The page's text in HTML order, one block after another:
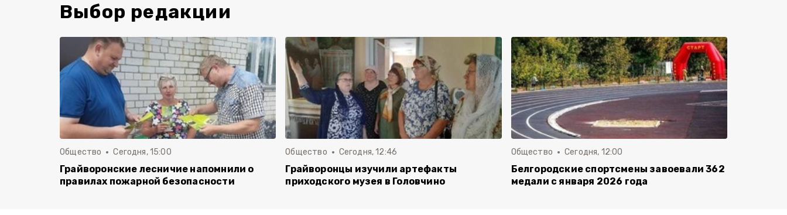
Выбор редакции
Общество Сегодня, 15:00
Грайворонские лесничие напомнили о
правилах пожарной безопасности
Общество Сегодня, 12:46
Грайворонцы изучили артефакты
приходского музея в Головчино
Общество Сегодня, 12:00
Белгородские спортсмены завоевали 362
медали с января 2026 года